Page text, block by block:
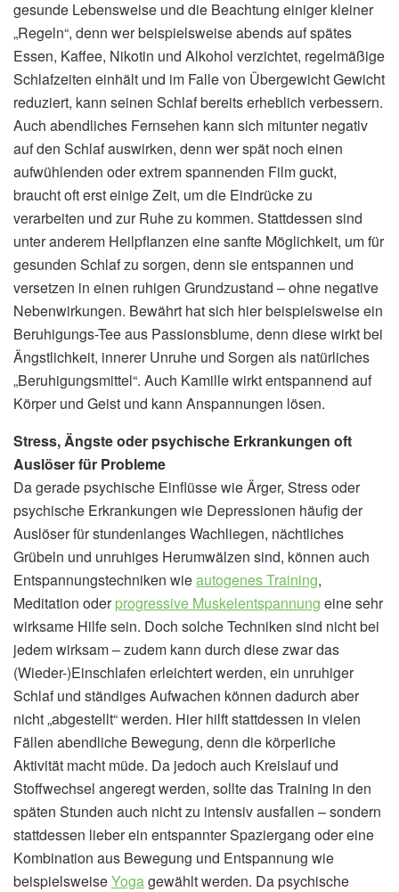
gesunde Lebensweise und die Beachtung einiger kleiner
„Regeln“, denn wer beispielsweise abends auf spätes
Essen, Kaffee, Nikotin und Alkohol verzichtet, regelmäßige
Schlafzeiten einhält und im Falle von Übergewicht Gewicht
reduziert, kann seinen Schlaf bereits erheblich verbessern.
Auch abendliches Fernsehen kann sich mitunter negativ
auf den Schlaf auswirken, denn wer spät noch einen
aufwühlenden oder extrem spannenden Film guckt,
braucht oft erst einige Zeit, um die Eindrücke zu
verarbeiten und zur Ruhe zu kommen. Stattdessen sind
unter anderem Heilpflanzen eine sanfte Möglichkeit, um für
gesunden Schlaf zu sorgen, denn sie entspannen und
versetzen in einen ruhigen Grundzustand – ohne negative
Nebenwirkungen. Bewährt hat sich hier beispielsweise ein
Beruhigungs-Tee aus Passionsblume, denn diese wirkt bei
Ängstlichkeit, innerer Unruhe und Sorgen als natürliches
„Beruhigungsmittel“. Auch Kamille wirkt entspannend auf
Körper und Geist und kann Anspannungen lösen.
Stress, Ängste oder psychische Erkrankungen oft
Auslöser für Probleme
Da gerade psychische Einflüsse wie Ärger, Stress oder
psychische Erkrankungen wie Depressionen häufig der
Auslöser für stundenlanges Wachliegen, nächtliches
Grübeln und unruhiges Herumwälzen sind, können auch
Entspannungstechniken wieautogenes Training,
Meditation oderprogressive Muskelentspannung eine sehr
wirksame Hilfe sein. Doch solche Techniken sind nicht bei
jedem wirksam – zudem kann durch diese zwar das
(Wieder-)Einschlafen erleichtert werden, ein unruhiger
Schlaf und ständiges Aufwachen können dadurch aber
nicht „abgestellt“ werden. Hier hilft stattdessen in vielen
Fällen abendliche Bewegung, denn die körperliche
Aktivität macht müde. Da jedoch auch Kreislauf und
Stoffwechsel angeregt werden, sollte das Training in den
späten Stunden auch nicht zu intensiv ausfallen – sondern
stattdessen lieber ein entspannter Spaziergang oder eine
Kombination aus Bewegung und Entspannung wie
beispielsweiseYogagewählt werden. Da psychische